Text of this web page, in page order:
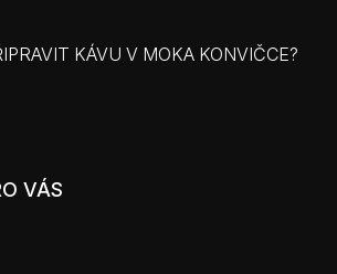
KÁVU V MOKA KONVIČCE?
VÁS